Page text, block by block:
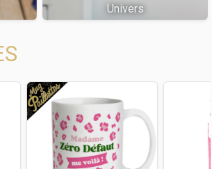
Univers
Next Previous